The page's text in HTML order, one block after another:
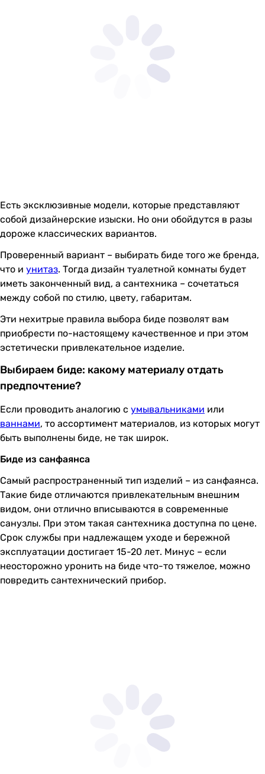
Есть эксклюзивные модели, которые представляют
собой дизайнерские изыски. Но они обойдутся в разы
дороже классических вариантов.
Проверенный вариант – выбирать биде того же бренда,
что и унитаз. Тогда дизайн туалетной комнаты будет
иметь законченный вид, а сантехника – сочетаться
между собой по стилю, цвету, габаритам.
Эти нехитрые правила выбора биде позволят вам
приобрести по-настоящему качественное и при этом
эстетически привлекательное изделие.
Выбираем биде: какому материалу отдать
предпочтение?
Если проводить аналогию с умывальниками или
ваннами, то ассортимент материалов, из которых могут
быть выполнены биде, не так широк.
Биде из санфаянса
Самый распространенный тип изделий – из санфаянса.
Такие биде отличаются привлекательным внешним
видом, они отлично вписываются в современные
санузлы. При этом такая сантехника доступна по цене.
Срок службы при надлежащем уходе и бережной
эксплуатации достигает 15-20 лет. Минус – если
неосторожно уронить на биде что-то тяжелое, можно
повредить сантехнический прибор.